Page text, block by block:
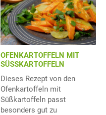
OFENKARTOFFELN MIT
SÜSSKARTOFFELN
Dieses Rezept von den
Ofenkartoffeln mit
Süßkartoffeln passt
besonders gut zu